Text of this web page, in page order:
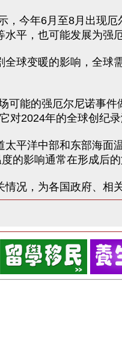
年6月至8月出现厄
平，也可能发展为强
变暖的影响，全球
能的强厄尔尼诺事件
2024年的全球创纪录
洋中部和东部海面
的影响通常在形成后的
，为各国政府、相关